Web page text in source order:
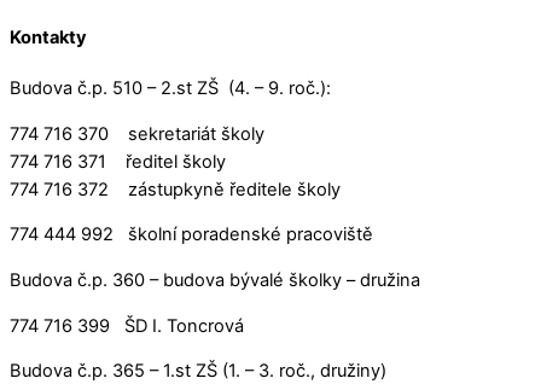
Kontakty
Budova č.p. 510 – 2.st ZŠ (4. – 9. roč.):
774 716 370 sekretariát školy
774 716 371 ředitel školy
774 716 372 zástupkyně ředitele školy
774 444 992 školní poradenské pracoviště
Budova č.p. 360 – budova bývalé školky – družina
774 716 399 ŠD I. Toncrová
Budova č.p. 365 – 1.st ZŠ (1. – 3. roč., družiny)